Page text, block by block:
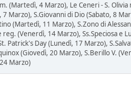
(Martedì, 4 Marzo), Le Ceneri - S.
7 Marzo), S.Giovanni di Dio (Sabato, 8
(Martedì, 11 Marzo), S.Zono di
reg. (Venerdì, 14 Marzo), Ss.Speciosa e
Patrick's Day (Lunedì, 17 Marzo),
(Giovedì, 20 Marzo), S.Berillo V.
Marzo)